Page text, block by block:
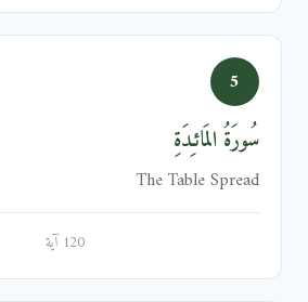
5
سُورَةُ المَائـِدَةِ
The Table Spread
120 آية